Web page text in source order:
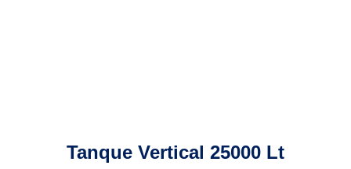
Tanque Vertical 25000 Lt